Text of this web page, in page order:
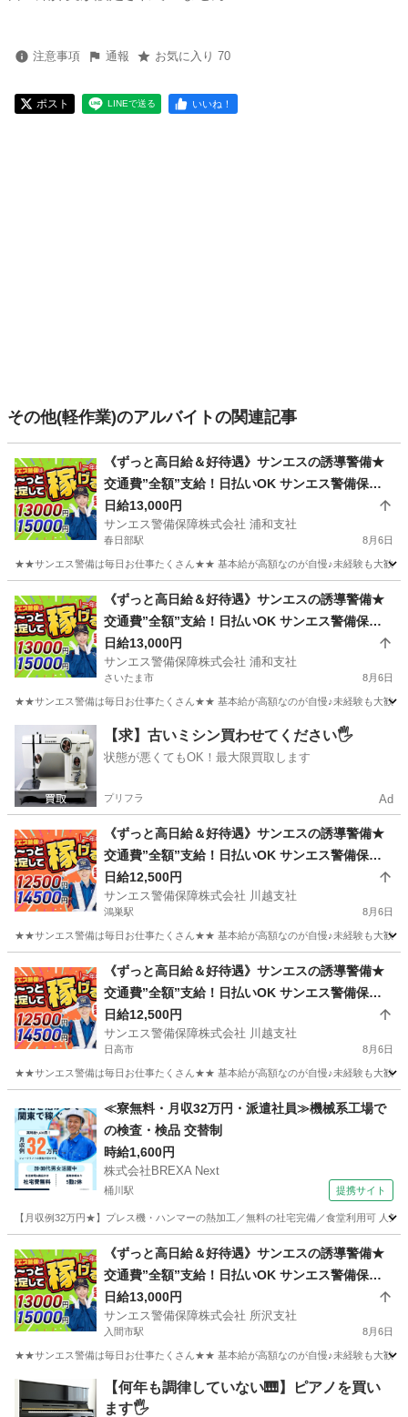
注意事項 通報 お気に入り 70
ポスト LINEで送る いいね！
その他(軽作業)のアルバイトの関連記事
《ずっと高日給＆好待遇》サンエスの誘導警備★
交通費”全額”支給！日払いOK サンエス警備保障
株式会社 浦和支社 春日部
日給13,000円
サンエス警備保障株式会社 浦和支社
春日部駅 8月6日
★★サンエス警備は毎日お仕事たくさん★★ 基本給が高額なのが自慢♪未経験も大歓迎
春日部駅 警備員 サンエス警備保障株式会社
《ずっと高日給＆好待遇》サンエスの誘導警備★
交通費”全額”支給！日払いOK サンエス警備保障
株式会社 浦和支社 大宮
日給13,000円
サンエス警備保障株式会社 浦和支社
さいたま市 8月6日
★★サンエス警備は毎日お仕事たくさん★★ 基本給が高額なのが自慢♪未経験も大歓迎
埼玉 さいたま市 警備員 サンエス警備保障株式会社
【求】古いミシン買わせてください🖐️
状態が悪くてもOK！最大限買取します
プリフラ Ad
《ずっと高日給＆好待遇》サンエスの誘導警備★
交通費”全額”支給！日払いOK サンエス警備保障
株式会社 川越支社 鴻巣
日給12,500円
サンエス警備保障株式会社 川越支社
鴻巣駅 8月6日
★★サンエス警備は毎日お仕事たくさん★★ 基本給が高額なのが自慢♪未経験も大歓迎
鴻巣駅 警備員 サンエス警備保障株式会社
《ずっと高日給＆好待遇》サンエスの誘導警備★
交通費”全額”支給！日払いOK サンエス警備保障
株式会社 川越支社 高麗川
日給12,500円
サンエス警備保障株式会社 川越支社
日高市 8月6日
★★サンエス警備は毎日お仕事たくさん★★ 基本給が高額なのが自慢♪未経験も大歓迎
警備員 サンエス警備保障株式会社
≪寮無料・月収32万円・派遣社員≫機械系工場で
の検査・検品 交替制
時給1,600円
株式会社BREXA Next
桶川駅 提携サイト
【月収例32万円★】プレス機・ハンマーの熱加工／無料の社宅完備／食堂利用可 人
桶川駅 その他
《ずっと高日給＆好待遇》サンエスの誘導警備★
交通費”全額”支給！日払いOK サンエス警備保障
株式会社 所沢支社 入間市
日給13,000円
サンエス警備保障株式会社 所沢支社
入間市駅 8月6日
★★サンエス警備は毎日お仕事たくさん★★ 基本給が高額なのが自慢♪未経験も大歓迎
埼玉 入間市 入間市駅 警備員 サンエス警備保障株式会社
【何年も調律していない🎹】ピアノを買い
ます🖐️